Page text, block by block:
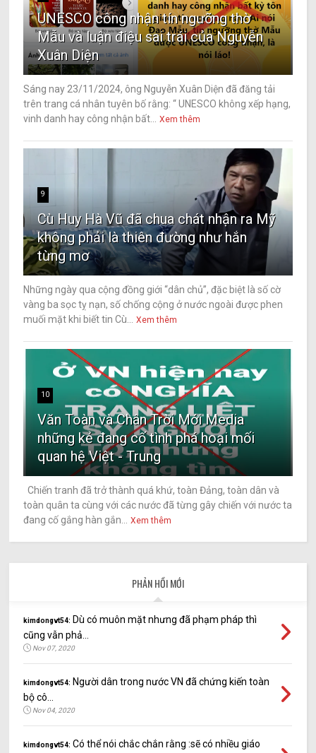
UNESCO công nhận tín ngưỡng thờ
Mẫu và luận điệu sai trái của Nguyễn
Xuân Diện
Sáng nay 23/11/2024, ông Nguyễn Xuân Diện đã đăng tải
trên trang cá nhân tuyên bố rằng: “ UNESCO không xếp hạng,
vinh danh hay công nhận bất...
Xem thêm
9
Cù Huy Hà Vũ đã chua chát nhận ra Mỹ
không phải là thiên đường như hắn
từng mơ
Những ngày qua cộng đồng giới “dân chủ”, đặc biệt là số cờ
vàng ba sọc tỵ nạn, số chống cộng ở nước ngoài được phen
muối mặt khi biết tin Cù...
Xem thêm
10
Văn Toàn và Chân Trời Mới Media
những kẻ đang cố tình phá hoại mối
quan hệ Việt - Trung
Chiến tranh đã trở thành quá khứ, toàn Đảng, toàn dân và
toàn quân ta cùng với các nước đã từng gây chiến với nước ta
đang cố gắng hàn gắn...
Xem thêm
PHẢN HỒI MỚI
kimdongvt54: Dù có muôn mặt nhưng đã phạm pháp thì
cũng vẫn phả...
Nov 07, 2020
kimdongvt54: Người dân trong nước VN đã chứng kiến toàn
bộ cô...
Nov 04, 2020
kimdongvt54: Có thể nói chắc chắn rằng :sẽ có nhiều giáo